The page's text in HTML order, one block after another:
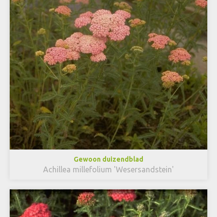
Gewoon duizendblad
Achillea millefolium 'Wesersandstein'